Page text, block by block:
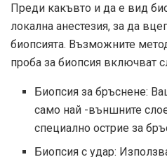
Преди какъвто и да е вид
локална анестезия, за да
биопсията. Възможните
проба за биопсия включват
Биопсия за бръснене:
само най -външните
специално острие за
Биопсия с удар: